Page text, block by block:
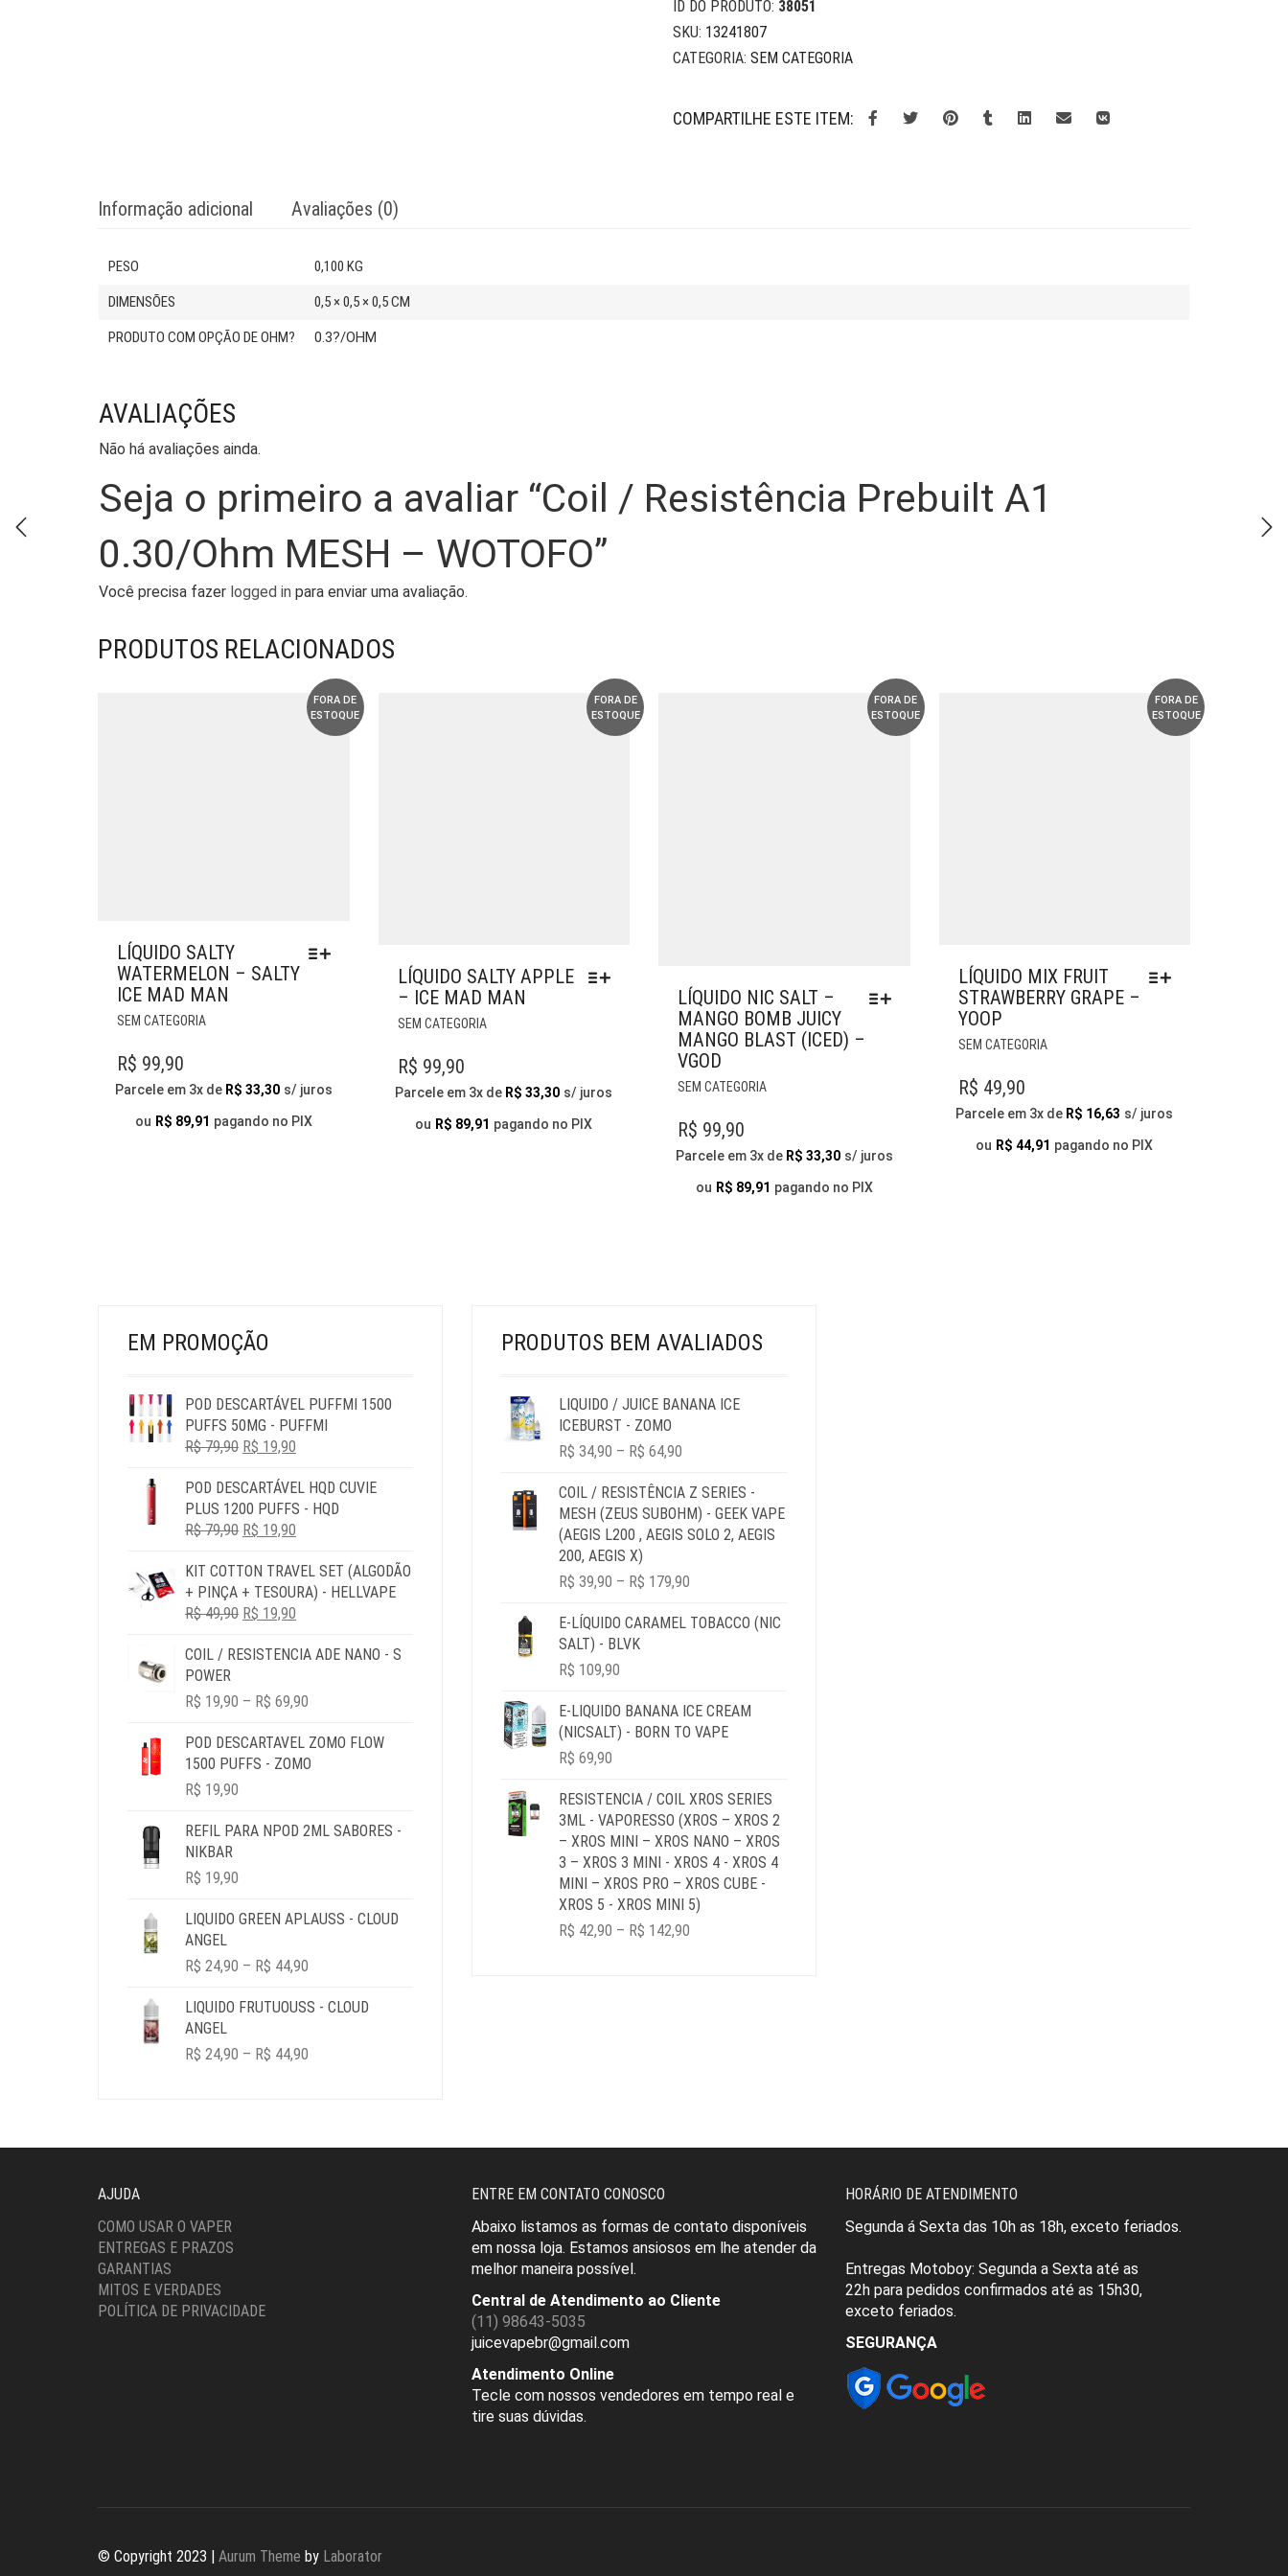
ID DO PRODUTO: 38051
SKU: 13241807
CATEGORIA: SEM CATEGORIA
COMPARTILHE ESTE ITEM:
Informação adicional Avaliações (0)
PESO 0,100 KG
DIMENSÕES 0,5 × 0,5 × 0,5 CM
PRODUTO COM OPÇÃO DE OHM? 0.3?/OHM
AVALIAÇÕES
Não há avaliações ainda.
Seja o primeiro a avaliar “Coil / Resistência Prebuilt A1
0.30/Ohm MESH – WOTOFO”
Você precisa fazer logged in para enviar uma avaliação.
PRODUTOS RELACIONADOS
FORA DE
ESTOQUE
LÍQUIDO SALTY
WATERMELON – SALTY
ICE MAD MAN
SEM CATEGORIA
VARIANTES.
AS
R$ 99,90
Parcele em 3x de R$ 33,30 s/ juros
ou R$ 89,91 pagando no PIX
FORA DE
ESTOQUE
LÍQUIDO SALTY APPLE
– ICE MAD MAN
SEM CATEGORIA
VARIANTES.
AS
R$ 99,90
Parcele em 3x de R$ 33,30 s/ juros
ou R$ 89,91 pagando no PIX
FORA DE
ESTOQUE
LÍQUIDO NIC SALT –
MANGO BOMB JUICY
MANGO BLAST (ICED) –
VGOD
SEM CATEGORIA
VARIANTES.
AS
R$ 99,90
Parcele em 3x de R$ 33,30 s/ juros
ou R$ 89,91 pagando no PIX
FORA DE
ESTOQUE
LÍQUIDO MIX FRUIT
STRAWBERRY GRAPE –
YOOP
SEM CATEGORIA
VARIANTES.
AS
R$ 49,90
Parcele em 3x de R$ 16,63 s/ juros
ou R$ 44,91 pagando no PIX
EM PROMOÇÃO
POD DESCARTÁVEL PUFFMI 1500
PUFFS 50MG - PUFFMI
R$79,90 O
ORIGINAL
ERA:
R$ 79,90.
R$ 19,90
ATUAL
É:
POD DESCARTÁVEL HQD CUVIE
PLUS 1200 PUFFS - HQD
R$79,90 O
ORIGINAL
ERA:
R$ 79,90.
R$ 19,90
ATUAL
É:
KIT COTTON TRAVEL SET (ALGODÃO
+ PINÇA + TESOURA) - HELLVAPE
R$49,90 O
ORIGINAL
R$ 49,90.
R$ 19,90
ATUAL
R$ 19,90.
COIL / RESISTENCIA ADE NANO - S
POWER
R$ 19,90 – R$ 69,90
R$ 19,90
THROUGH
POD DESCARTAVEL ZOMO FLOW
1500 PUFFS - ZOMO
R$ 19,90
REFIL PARA NPOD 2ML SABORES -
NIKBAR
R$ 19,90
LIQUIDO GREEN APLAUSS - CLOUD
ANGEL
R$ 24,90 – R$ 44,90
R$ 24,90
LIQUIDO FRUTUOUSS - CLOUD
ANGEL
R$ 24,90 – R$ 44,90
PRODUTOS BEM AVALIADOS
LIQUIDO / JUICE BANANA ICE
ICEBURST - ZOMO
R$ 34,90 – R$ 64,90
R$ 34,90
THROUGH
R$ 64,90
COIL / RESISTÊNCIA Z SERIES -
MESH (ZEUS SUBOHM) - GEEK VAPE
(AEGIS L200 , AEGIS SOLO 2, AEGIS
200, AEGIS X)
R$ 39,90 – R$ 179,90
R$ 39,90
E-LÍQUIDO CARAMEL TOBACCO (NIC
SALT) - BLVK
R$ 109,90
E-LIQUIDO BANANA ICE CREAM
(NICSALT) - BORN TO VAPE
R$ 69,90
RESISTENCIA / COIL XROS SERIES
3ML - VAPORESSO (XROS – XROS 2
– XROS MINI – XROS NANO – XROS
3 – XROS 3 MINI - XROS 4 - XROS 4
MINI – XROS PRO – XROS CUBE -
XROS 5 - XROS MINI 5)
R$ 42,90 – R$ 142,90
AJUDA
COMO USAR O VAPER
ENTREGAS E PRAZOS
GARANTIAS
MITOS E VERDADES
POLÍTICA DE PRIVACIDADE
ENTRE EM CONTATO CONOSCO
Abaixo listamos as formas de contato disponíveis
em nossa loja. Estamos ansiosos em lhe atender da
melhor maneira possível.
Central de Atendimento ao Cliente
(11) 98643-5035
juicevapebr@gmail.com
Atendimento Online
Tecle com nossos vendedores em tempo real e
tire suas dúvidas.
HORÁRIO DE ATENDIMENTO
Segunda á Sexta das 10h as 18h, exceto feriados.
Entregas Motoboy: Segunda a Sexta até as
22h para pedidos confirmados até as 15h30,
exceto feriados.
SEGURANÇA
© Copyright 2023 | Aurum Theme by Laborator